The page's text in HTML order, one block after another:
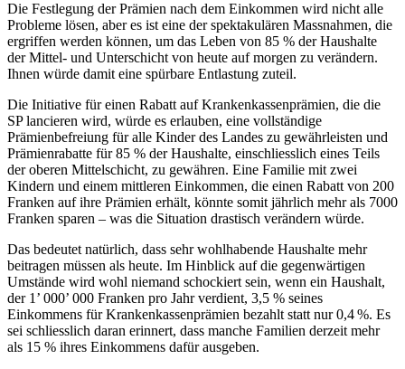
Die Festlegung der Prämien nach dem Einkommen wird nicht alle
Probleme lösen, aber es ist eine der spektakulären Massnahmen, die
ergriffen werden können, um das Leben von 85 % der Haushalte
der Mittel- und Unterschicht von heute auf morgen zu verändern.
Ihnen würde damit eine spürbare Entlastung zuteil.
Die Initiative für einen Rabatt auf Krankenkassenprämien, die die
SP lancieren wird, würde es erlauben, eine vollständige
Prämienbefreiung für alle Kinder des Landes zu gewährleisten und
Prämienrabatte für 85 % der Haushalte, einschliesslich eines Teils
der oberen Mittelschicht, zu gewähren. Eine Familie mit zwei
Kindern und einem mittleren Einkommen, die einen Rabatt von 200
Franken auf ihre Prämien erhält, könnte somit jährlich mehr als 7000
Franken sparen – was die Situation drastisch verändern würde.
Das bedeutet natürlich, dass sehr wohlhabende Haushalte mehr
beitragen müssen als heute. Im Hinblick auf die gegenwärtigen
Umstände wird wohl niemand schockiert sein, wenn ein Haushalt,
der 1’ 000’ 000 Franken pro Jahr verdient, 3,5 % seines
Einkommens für Krankenkassenprämien bezahlt statt nur 0,4 %. Es
sei schliesslich daran erinnert, dass manche Familien derzeit mehr
als 15 % ihres Einkommens dafür ausgeben.